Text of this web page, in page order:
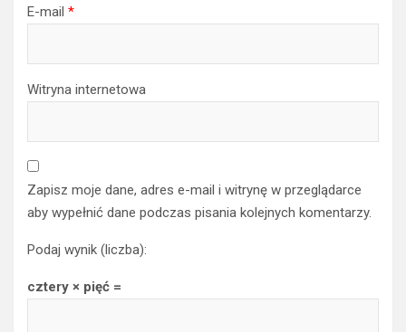
E-mail *
Witryna internetowa
Zapisz moje dane, adres e-mail i witrynę w przeglądarce
aby wypełnić dane podczas pisania kolejnych komentarzy.
Podaj wynik (liczba):
cztery × pięć =